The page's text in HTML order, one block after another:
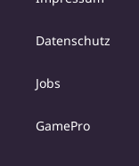
Datenschutz
Jobs
GamePro